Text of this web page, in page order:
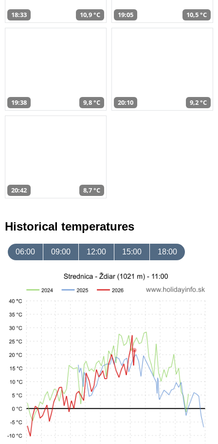
18:33 10,9 °C 19:05 10,5 °C
19:38 9,8 °C 20:10 9,2 °C
20:42 8,7 °C
Historical temperatures
06:00 09:00 12:00 15:00 18:00